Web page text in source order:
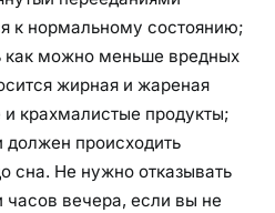
к нормальному состоянию;
как можно меньше вредных
жирная и жареная
крахмалистые продукты;
происходить
сна. Не нужно отказывать
вечера, если вы не